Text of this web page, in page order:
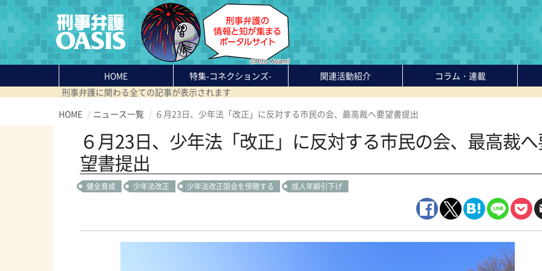
HOME 特集-コネクションズ- 関連活動紹介
コラム・連載
刑事弁護に関わる全ての記事が表示されます
HOME
ニュース一覧 ６月23日、少年法「改正」に反対する市民の会、最高裁へ要望書提出
６月23日、少年法「改正」に反対する市民の会、最高裁
望書提出
健全育成 少年法改正 少年法改正国会を傍聴する 成人年齢引下げ